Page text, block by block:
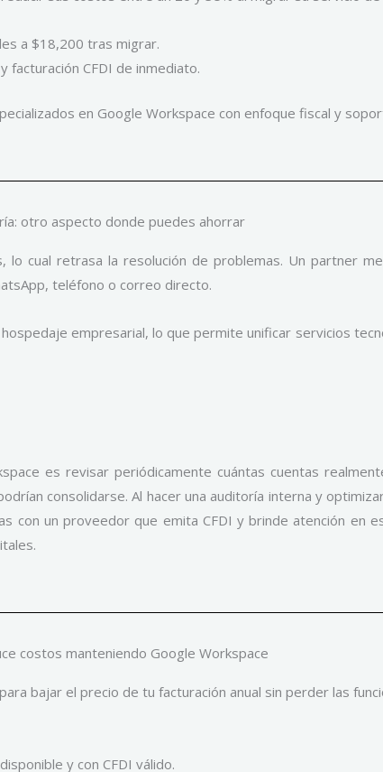
a $18,200 tras migrar.
facturación CFDI de inmediato.
en Google Workspace con enfoque fiscal y
otro aspecto donde puedes ahorrar
cual retrasa la resolución de problemas. Un partner
teléfono o correo directo.
empresarial, lo que permite unificar servicios
es revisar periódicamente cuántas cuentas
consolidarse. Al hacer una auditoría interna y
con un proveedor que emita CFDI y brinde atención en
costos manteniendo Google Workspace
bajar el precio de tu facturación anual sin perder las
y con CFDI válido.